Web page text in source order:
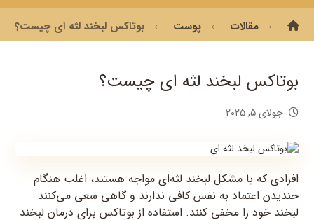
مقالات پوست بوتاکس لبخند لثه ای چیست؟
بوتاکس لبخند لثه ای چیست؟
جولای ۵, ۲۰۲۵
افرادی که با مشکل لبخند لثه‌ای مواجه هستند، اغلب هنگام
خندیدن اعتماد به نفس کافی ندارند و گاهی سعی می‌کنند
لبخند خود را مخفی کنند. استفاده از بوتاکس برای درمان لبخند